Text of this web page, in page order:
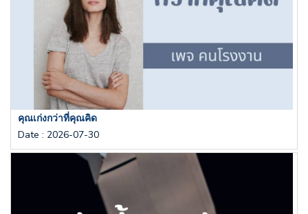
คุณเก่งกว่าที่คุณคิด
Date : 2026-07-30